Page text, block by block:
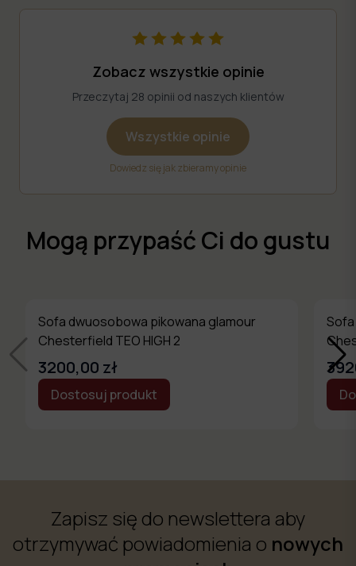
Zobacz wszystkie opinie
Przeczytaj 28 opinii od naszych klientów
Wszystkie opinie
Dowiedz się jak zbieramy opinie
Mogą przypaść Ci do gustu
Sofa dwuosobowa pikowana glamour
Chesterfield TEO HIGH 2
3200,00 zł
Dostosuj produkt
Zapisz się do newslettera aby
otrzymywać powiadomienia o nowych